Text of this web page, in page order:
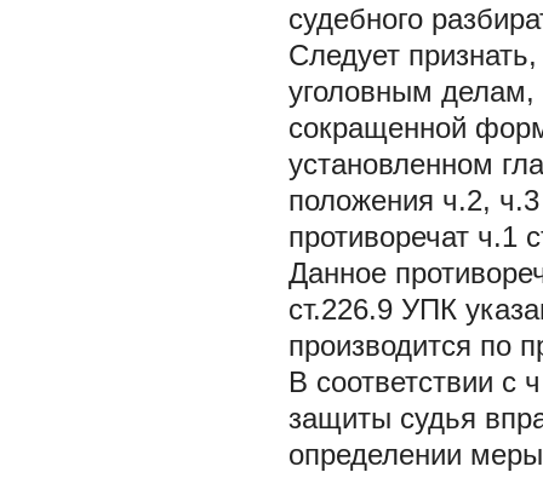
судебного
Следует
уголовным делам,
сокращенной
установленном
положения ч.2,
противоречат ч.1
Данное
ст.226.9 УПК
производится по
В соответствии с
защиты судья
определении